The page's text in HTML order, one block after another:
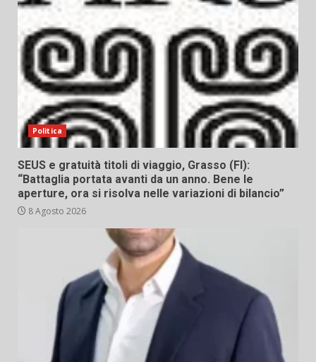
Politica
SEUS e gratuità titoli di viaggio, Grasso (FI):
“Battaglia portata avanti da un anno. Bene le
aperture, ora si risolva nelle variazioni di bilancio”
8 Agosto 2026